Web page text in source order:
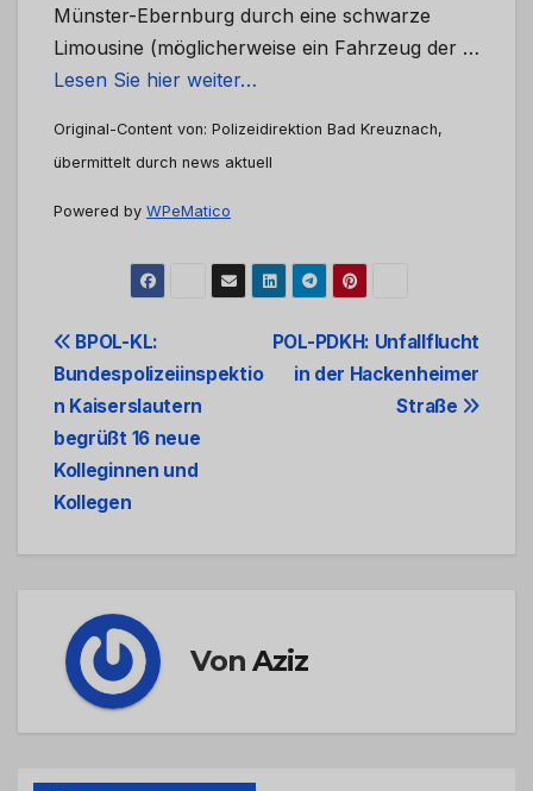
Münster-Ebernburg durch eine schwarze
Limousine (möglicherweise ein Fahrzeug der …
Lesen Sie hier weiter…
Original-Content von: Polizeidirektion Bad Kreuznach,
übermittelt durch news aktuell
Powered by WPeMatico
Beitrags-
Navigation
POL-PDKH: Unfallflucht
in der Hackenheimer
Straße
BPOL-KL:
Bundespolizeiinspektio
n Kaiserslautern
begrüßt 16 neue
Kolleginnen und
Kollegen
VonAziz